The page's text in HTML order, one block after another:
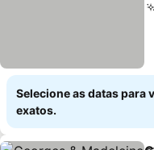
Selecione as datas para
exatos.